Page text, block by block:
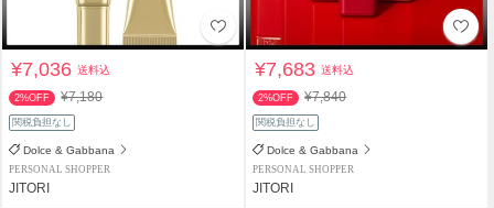
¥7,036送料込
2%OFF ¥7,180
関税負担なし
Dolce & Gabbana
PERSONAL SHOPPER
JITORI
¥7,683送料込
2%OFF ¥7,840
関税負担なし
Dolce & Gabbana
PERSONAL SHOPPER
JITORI